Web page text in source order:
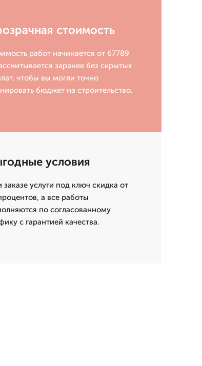
стоимость
работ начинается от 67789
заранее без скрытых
чтобы вы могли точно
бюджет на строительство.
условия
заказе услуги под ключ скидка от
а все работы
по согласованному
с гарантией качества.